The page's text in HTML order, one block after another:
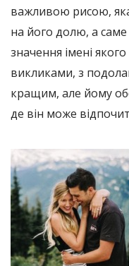
важливою рисою,
на його долю, а
значення імені
викликами, з
кращим, але йому
де він може